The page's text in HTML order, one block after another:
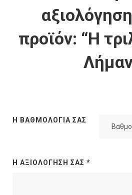
προϊόν: “Η
Η ΒΑΘΜΟΛΟΓΊΑ ΣΑΣ
Η ΑΞΙΟΛΌΓΗΣΉ ΣΑΣ *